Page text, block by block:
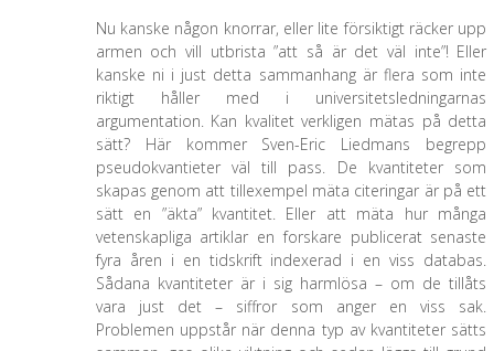
Nu kanske någon knorrar, eller lite försiktigt räcker upp
armen och vill utbrista ”att så är det väl inte”! Eller
kanske ni i just detta sammanhang är flera som inte
riktigt håller med i universitetsledningarnas
argumentation. Kan kvalitet verkligen mätas på detta
sätt? Här kommer Sven-Eric Liedmans begrepp
pseudokvantieter väl till pass. De kvantiteter som
skapas genom att tillexempel mäta citeringar är på ett
sätt en ”äkta” kvantitet. Eller att mäta hur många
vetenskapliga artiklar en forskare publicerat senaste
fyra åren i en tidskrift indexerad i en viss databas.
Sådana kvantiteter är i sig harmlösa – om de tillåts
vara just det – siffror som anger en viss sak.
Problemen uppstår när denna typ av kvantiteter sätts